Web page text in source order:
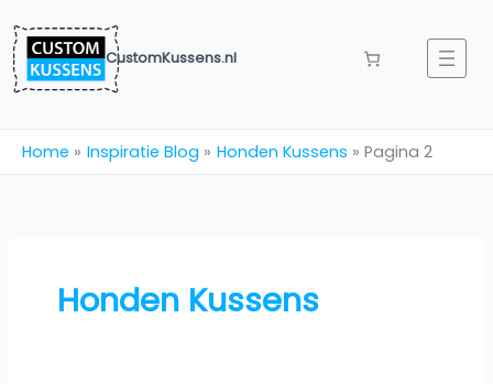
naar
de
inhoud
CustomKussens.nl
Home Inspiratie Blog Honden Kussens Pagina 2
Honden Kussens